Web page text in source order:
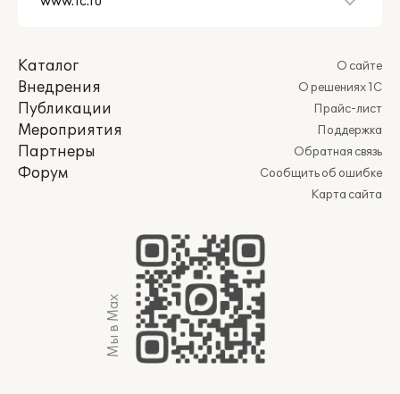
Каталог
Внедрения
Публикации
Мероприятия
Партнеры
Форум
О сайте
О решениях 1С
Прайс-лист
Поддержка
Обратная связь
Сообщить об ошибке
Карта сайта
Мы в Max